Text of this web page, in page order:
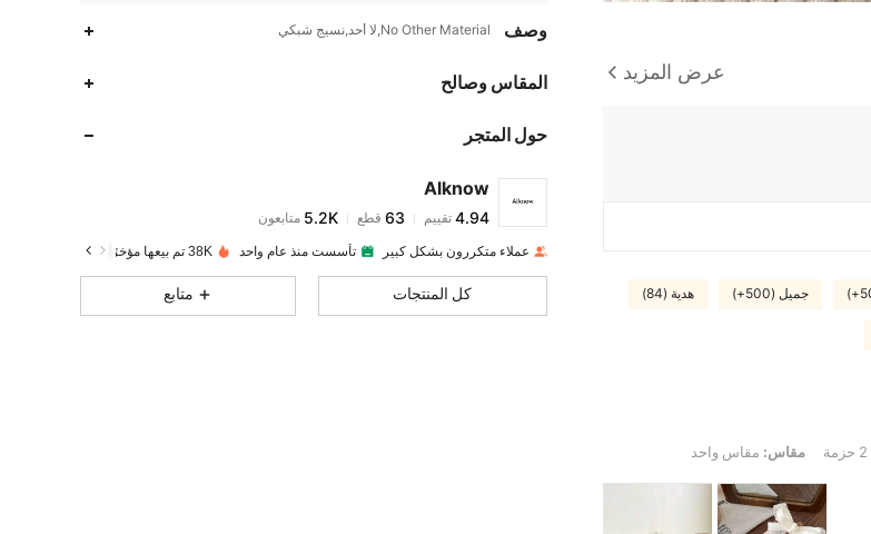
عرض المزيد
جميل (500+) هدية (84)
مقاس: مقاس واحد
وصف No Other Material,لا أحد,نسيج شبكي
المقاس وصالح
حول المتجر
Alknow
4.94
m***1 تم دفعمنذ 1 يوم
عملاء متكررون بشكل كبير تأسست منذ عام واحد 38K تم بيعها مؤخرًا
كل المنتجات متابع